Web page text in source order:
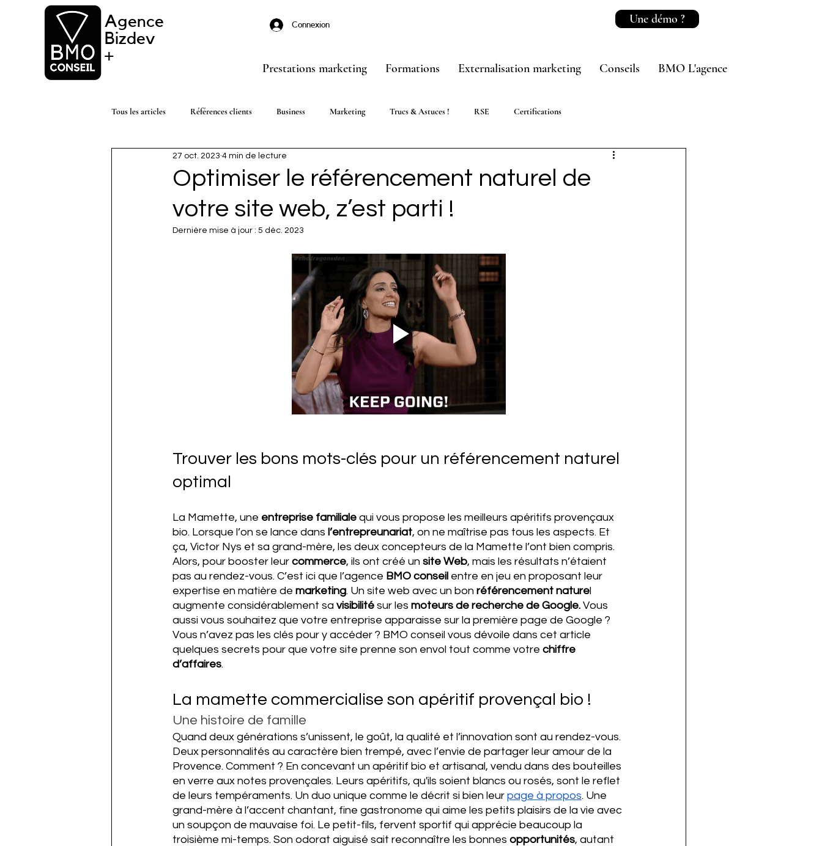
Agence
Bizdev
+
Connexion Une démo ?
Prestations marketing Formations Externalisation marketing Conseils BMO L'agence
Tous les articles Références clients Business Marketing Trucs & Astuces ! RSE Certifications
Optimiser le référencement naturel de
votre site web, z’est parti !
27 oct. 2023 4 min de lecture
Dernière mise à jour : 5 déc. 2023
Trouver les bons mots-clés pour un référencement naturel
optimal
La Mamette, une entreprise familiale qui vous propose les meilleurs apéritifs provençaux
bio. Lorsque l’on se lance dans l’entrepreunariat, on ne maîtrise pas tous les aspects. Et
ça, Victor Nys et sa grand-mère, les deux concepteurs de la Mamette l’ont bien compris.
Alors, pour booster leur commerce, ils ont créé un site Web, mais les résultats n’étaient
pas au rendez-vous. C’est ici que l’agence BMO conseil entre en jeu en proposant leur
expertise en matière de marketing. Un site web avec un bon référencement naturel
augmente considérablement sa visibilité sur les moteurs de recherche de Google. Vous
aussi vous souhaitez que votre entreprise apparaisse sur la première page de Google ?
Vous n’avez pas les clés pour y accéder ? BMO conseil vous dévoile dans cet article
quelques secrets pour que votre site prenne son envol tout comme votre chiffre
d’affaires.
La mamette commercialise son apéritif provençal bio !
Une histoire de famille
Quand deux générations s’unissent, le goût, la qualité et l’innovation sont au rendez-vous.
Deux personnalités au caractère bien trempé, avec l’envie de partager leur amour de la
Provence. Comment ? En concevant un apéritif bio et artisanal, vendu dans des bouteilles
en verre aux notes provençales. Leurs apéritifs, qu'ils soient blancs ou rosés, sont le reflet
de leurs tempéraments. Un duo unique comme le décrit si bien leur page à propos. Une
grand-mère à l’accent chantant, fine gastronome qui aime les petits plaisirs de la vie avec
un soupçon de mauvaise foi. Le petit-fils, fervent sportif qui apprécie beaucoup la
troisième mi-temps. Son odorat aiguisé sait reconnaître les bonnes opportunités, autant